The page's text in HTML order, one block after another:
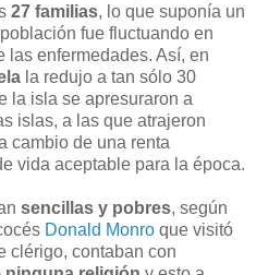
27 familias, lo que suponía un
fue fluctuando en
las enfermedades. Así, en
la redujo a tan sólo 30
la isla se apresuraron a
islas, a las que atrajeron
cambio de una renta
vida aceptable para la época.
sencillas y pobres, según
Donald Monro que visitó
clérigo, contaban con